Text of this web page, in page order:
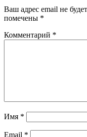
Ваш адрес email не
помечены *
Комментарий *
Имя *
Email *